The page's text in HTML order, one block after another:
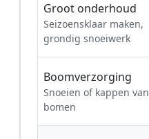
Groot onderhoud
Seizoensklaar maken,
grondig snoeiwerk
Boomverzorging
Snoeien of kappen van
bomen